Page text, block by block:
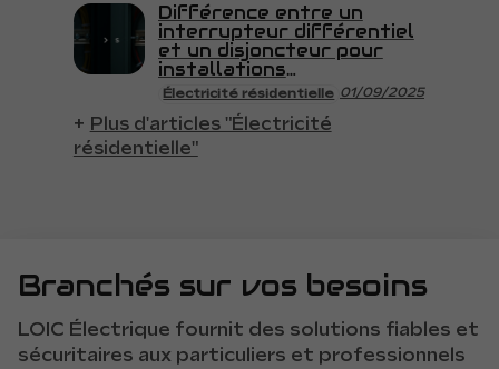
Électricité résidentielle 01/09/2025
Différence entre un
interrupteur différentiel
et un disjoncteur pour
installations
résidentielles
Plus d'articles "Électricité
résidentielle"
Branchés sur vos besoins
LOIC Électrique fournit des solutions fiables et
sécuritaires aux particuliers et professionnels